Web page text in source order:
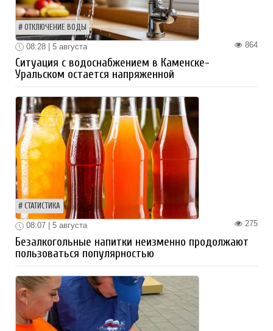
ОТКЛЮЧЕНИЕ ВОДЫ
864
08:28 | 5 августа
Ситуация с водоснабжением в Каменске-
Уральском остается напряженной
СТАТИСТИКА
275
08:07 | 5 августа
Безалкогольные напитки неизменно продолжают
пользоваться популярностью